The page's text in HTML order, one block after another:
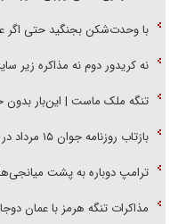
با وحدت‌شکن بجنگید حتی اگر
نه کریدور دوم نه مذاکره زیر
تنگه ملک ماست | این‌بار بدون
بازتاب روزنامه جوان ۱۵ مرداد در شبکه خبر
ترامپ دوباره به پشت
مذاکرات تنگه هرمز با عمان